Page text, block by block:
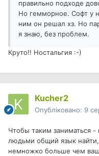
правильно подходе
Но гемморное. Софт у
ним он решал хз. Но
я знаю, без проблем.
Круто!! Ностальгия :-)
Kucher2
Опубліковано: 9
Чтобы таким заниматься
людьми общий язык
немножко больше чем